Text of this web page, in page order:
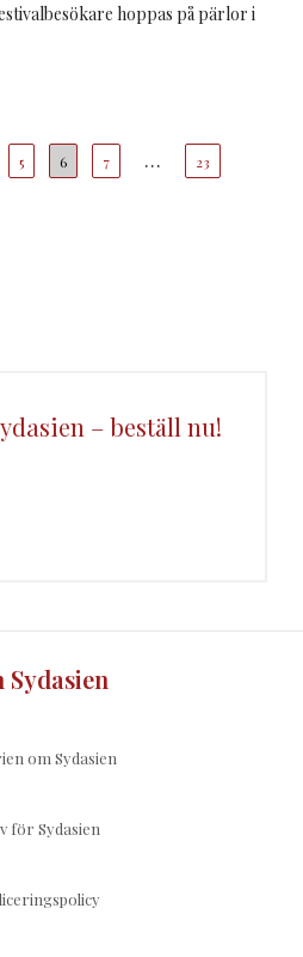
hoppas på pärlor i
5 6 7 … 23
– beställ nu!
Sydasien
om Sydasien
för Sydasien